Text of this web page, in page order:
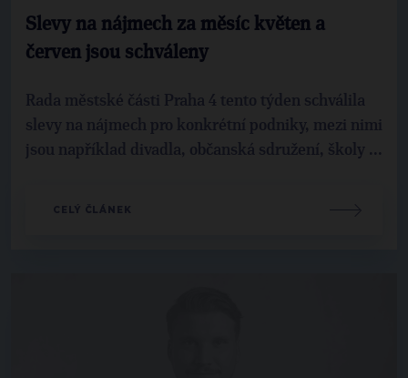
Slevy na nájmech za měsíc květen a
červen jsou schváleny
Rada městské části Praha 4 tento týden schválila
slevy na nájmech pro konkrétní podniky, mezi nimi
jsou například divadla, občanská sdružení, školy ...
CELÝ ČLÁNEK